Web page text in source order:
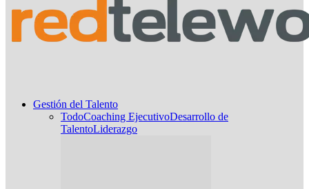
Gestión del Talento
TodoCoaching EjecutivoDesarrollo de
TalentoLiderazgo